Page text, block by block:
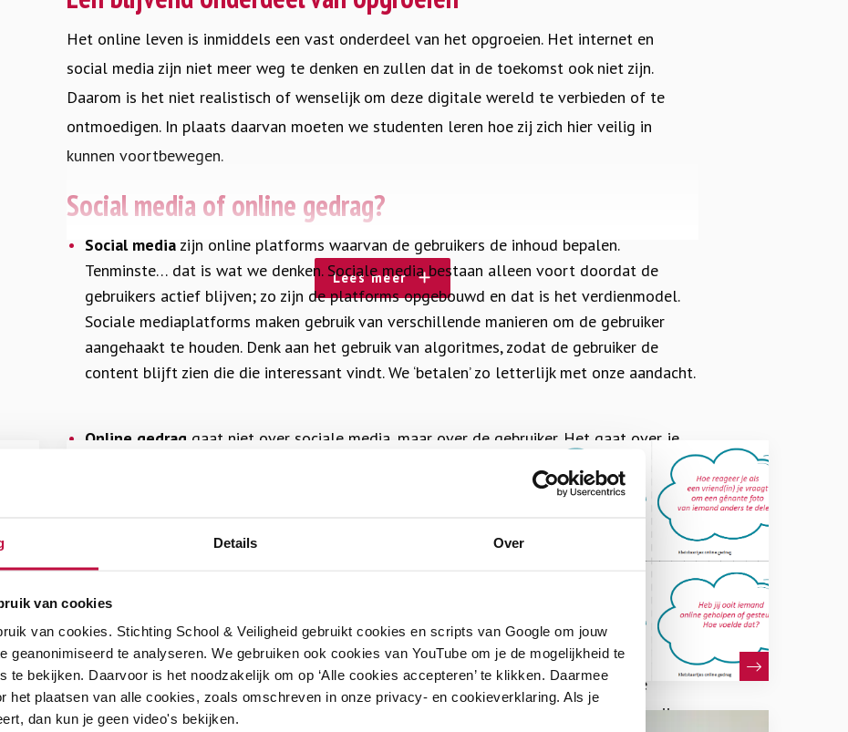
Details Over
van cookies
van cookies. Stichting School & Veiligheid gebruikt cookies en scripts van Google om jouw
geanonimiseerd te analyseren. We gebruiken ook cookies van YouTube om je de mogelijkheid te
te bekijken. Daarvoor is het noodzakelijk om op ‘Alle cookies accepteren’ te klikken. Daarmee
het plaatsen van alle cookies, zoals omschreven in onze privacy- en cookieverklaring. Als je
dan kun je geen video's bekijken.
Het online leven is inmiddels een vast onderdeel van het opgroeien. Het internet en
social media zijn niet meer weg te denken en zullen dat in de toekomst ook niet zijn.
Daarom is het niet realistisch of wenselijk om deze digitale wereld te verbieden of te
ontmoedigen. In plaats daarvan moeten we studenten leren hoe zij zich hier veilig in
kunnen voortbewegen.
Social media of online gedrag?
Social mediazijn online platforms waarvan de gebruikers de inhoud bepalen.
Tenminste… dat is wat we denken. Sociale media bestaan alleen voort doordat de
gebruikers actief blijven; zo zijn de platforms opgebouwd en dat is het verdienmodel.
Sociale mediaplatforms maken gebruik van verschillende manieren om de gebruiker
aangehaakt te houden. Denk aan het gebruik van algoritmes, zodat de gebruiker de
content blijft zien die die interessant vindt. We ‘betalen’ zo letterlijk met onze aandacht.
Online gedrag gaat niet over sociale media, maar over de gebruiker. Het gaat over je
doen, laten en handelen in de online wereld. Op gedrag kun je invloed uitoefenen: dat
doen sociale mediaplatforms namelijk ook. En juist om die redenen verdient het
aandacht hebben voor online gedrag een plaats in opvoeding en in het onderwijs. Als
school maak je het verschil door studenten bewust te maken van hun online gedrag en
hen hierin te begeleiden.
Risico’s en kansen van online omgevingen
De online wereld stimuleert de creativiteit, ondersteunt de ontwikkeling van een eigen
identiteit en maakt het maken van sociale contacten en kennisopbouw mogelijk. We
dragen bij aan de persoonlijke en sociale groei van studenten door hen te leren hoe zij op
Lees meer
alleen-te-downloaden
Ga in de klas het gesprek aan over onder meer online pesten,
€0,00
Lees